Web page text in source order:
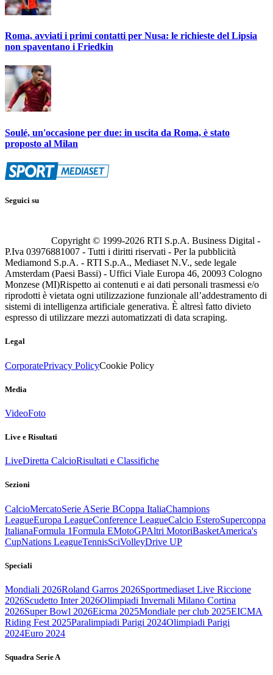
Roma, avviati i primi contatti per Nusa: le richieste del Lipsia
non spaventano i Friedkin
Soulé, un'occasione per due: in uscita da Roma, è stato
proposto al Milan
Seguici su
Copyright © 1999-2026 RTI S.p.A. Business Digital -
P.Iva 03976881007 - Tutti i diritti riservati - Per la pubblicità
Mediamond S.p.A. - RTI S.p.A., Mediaset N.V., sede legale
Amsterdam (Paesi Bassi) - Uffici Viale Europa 46, 20093 Cologno
Monzese (MI)Rispetto ai contenuti e ai dati personali trasmessi e/o
riprodotti è vietata ogni utilizzazione funzionale all’addestramento di
sistemi di intelligenza artificiale generativa. È altresì fatto divieto
espresso di utilizzare mezzi automatizzati di data scraping.
Legal
CorporatePrivacy PolicyCookie Policy
Media
VideoFoto
Live e Risultati
LiveDiretta CalcioRisultati e Classifiche
Sezioni
CalcioMercatoSerie ASerie BCoppa ItaliaChampions
LeagueEuropa LeagueConference LeagueCalcio EsteroSupercoppa
ItalianaFormula 1Formula EMotoGPAltri MotoriBasketAmerica's
CupNations LeagueTennisSciVolleyDrive UP
Speciali
Mondiali 2026Roland Garros 2026Sportmediaset Live Riccione
2026Scudetto Inter 2026Olimpiadi Invernali Milano Cortina
2026Super Bowl 2026Eicma 2025Mondiale per club 2025EICMA
Riding Fest 2025Paralimpiadi Parigi 2024Olimpiadi Parigi
2024Euro 2024
Squadra Serie A